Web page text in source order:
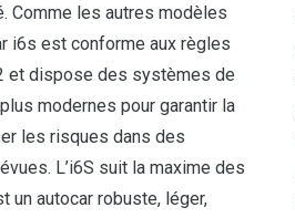
Comme les autres modèles
i6s est conforme aux règles
et dispose des systèmes de
modernes pour garantir la
les risques dans des
L’i6S suit la maxime des
un autocar robuste, léger,